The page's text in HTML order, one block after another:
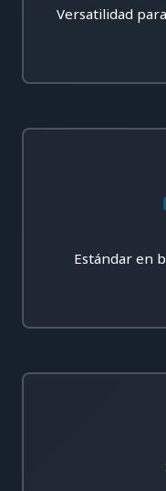
Versatilidad
Estándar en